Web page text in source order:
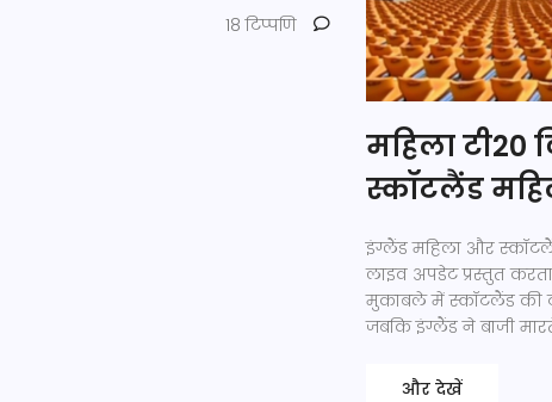
18 टिप्पणि
महिला टी20
स्कॉटलैंड
इंग्लैंड महिला और
लाइव अपडेट प्रस्तुत
मुकाबले में स्कॉटलैंड की
जबकि इंग्लैंड ने बाजी
और देखें